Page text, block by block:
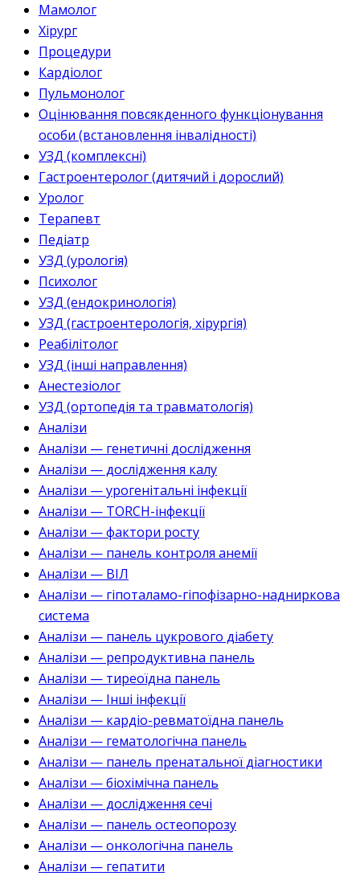
Мамолог
Хірург
Процедури
Кардіолог
Пульмонолог
Оцінювання повсякденного функціонування
особи (встановлення інвалідності)
УЗД (комплексні)
Гастроентеролог (дитячий і дорослий)
Уролог
Терапевт
Педіатр
УЗД (урологія)
Психолог
УЗД (ендокринологія)
УЗД (гастроентерологія, хірургія)
Реабілітолог
УЗД (інші направлення)
Анестезіолог
УЗД (ортопедія та травматологія)
Аналізи
Аналізи — генетичні дослідження
Аналізи — дослідження калу
Аналізи — урогенітальні інфекції
Аналізи — TORCH-інфекції
Аналізи — фактори росту
Аналізи — панель контроля анемії
Аналізи — ВІЛ
Аналізи — гіпоталамо-гіпофізарно-надниркова
система
Аналізи — панель цукрового діабету
Аналізи — репродуктивна панель
Аналізи — тиреоїдна панель
Аналізи — Інші інфекції
Аналізи — кардіо-ревматоїдна панель
Аналізи — гематологічна панель
Аналізи — панель пренатальної діагностики
Аналізи — біохімічна панель
Аналізи — дослідження сечі
Аналізи — панель остеопорозу
Аналізи — онкологічна панель
Аналізи — гепатити